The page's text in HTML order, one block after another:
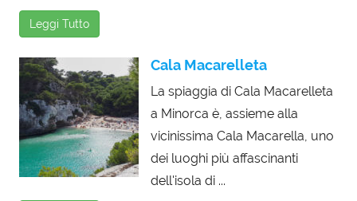
Leggi Tutto
Cala Macarelleta
La spiaggia di Cala Macarelleta
a Minorca è, assieme alla
vicinissima Cala Macarella, uno
dei luoghi più affascinanti
dell'isola di ...